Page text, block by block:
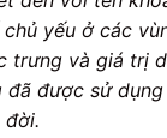
yếu ở các
trưng và giá trị
đã được sử
đời.